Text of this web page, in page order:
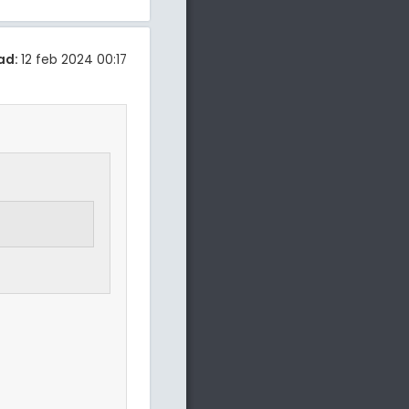
12 feb 2024 00:17